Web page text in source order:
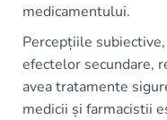
medicamentului.
Percepțiile
efectelor secundare,
avea tratamente
medicii și farmacistii